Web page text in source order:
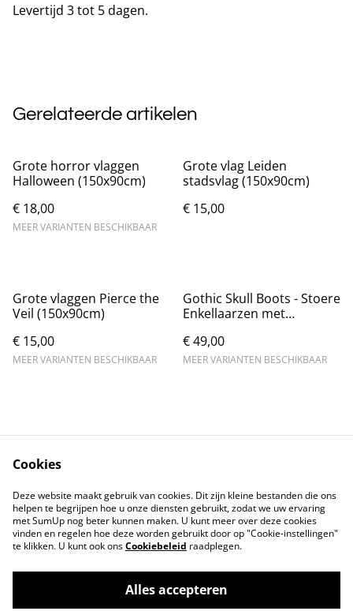
Levertijd 3 tot 5 dagen.
Gerelateerde artikelen
Grote horror vlaggen
Halloween (150x90cm)
€ 18,00
MEER VARIANTEN BESCHIKBAAR
Grote vlag Leiden
stadsvlag (150x90cm)
€ 15,00
Grote vlaggen Pierce the
Veil (150x90cm)
€ 15,00
MEER VARIANTEN BESCHIKBAAR
Gothic Skull Boots - Stoere
Enkellaarzen met
€ 49,00
MEER VARIANTEN BESCHIKBAAR
Contact
Voorwaarden
Privacybeleid
Cookiebeleid
Cookies
Deze website maakt gebruik van cookies. Dit zijn kleine bestanden die ons
helpen te begrijpen hoe u onze diensten gebruikt, zodat we uw ervaring
met SumUp nog beter kunnen maken. U kunt meer over deze cookies
vinden en regelen hoe deze worden gebruikt door op "Cookie-instellingen"
te klikken. U kunt ook onsCookiebeleid raadplegen.
Alles accepteren